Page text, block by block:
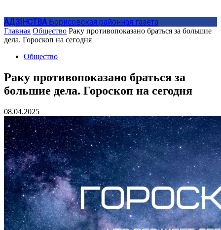
АДЗIНСТВА Борисовская районная газета
Главная Общество Раку противопоказано браться за большие
дела. Гороскоп на сегодня
Общество
Раку противопоказано браться за
большие дела. Гороскоп на сегодня
08.04.2025